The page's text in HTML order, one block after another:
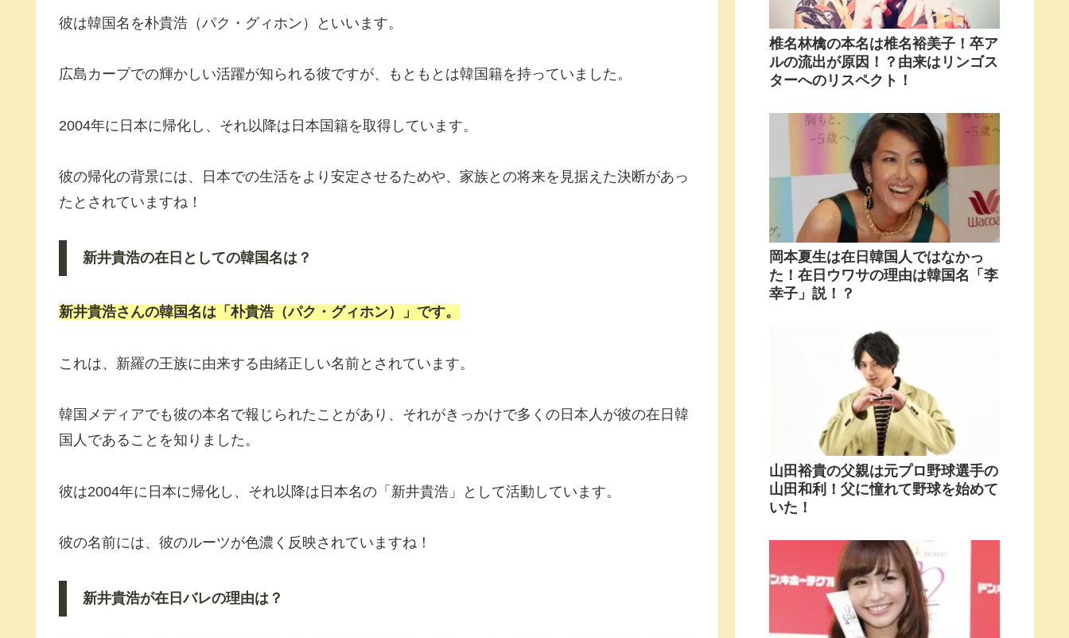
彼は韓国名を朴貴浩（パク・グィホン）といいます。
広島カープでの輝かしい活躍が知られる彼ですが、もともとは韓国籍を持っていました。
2004年に日本に帰化し、それ以降は日本国籍を取得しています。
彼の帰化の背景には、日本での生活をより安定させるためや、家族との将来を見据えた決断があっ
たとされていますね！
新井貴浩の在日としての韓国名は？
新井貴浩さんの韓国名は「朴貴浩（パク・グィホン）」です。
これは、新羅の王族に由来する由緒正しい名前とされています。
韓国メディアでも彼の本名で報じられたことがあり、それがきっかけで多くの日本人が彼の在日韓
国人であることを知りました。
彼は2004年に日本に帰化し、それ以降は日本名の「新井貴浩」として活動しています。
彼の名前には、彼のルーツが色濃く反映されていますね！
新井貴浩が在日バレの理由は？
椎名林檎の本名は椎名裕美子！卒ア
ルの流出が原因！？由来はリンゴス
ターへのリスペクト！
岡本夏生は在日韓国人ではなかっ
た！在日ウワサの理由は韓国名「李
幸子」説！？
山田裕貴の父親は元プロ野球選手の
山田和利！父に憧れて野球を始めて
いた！